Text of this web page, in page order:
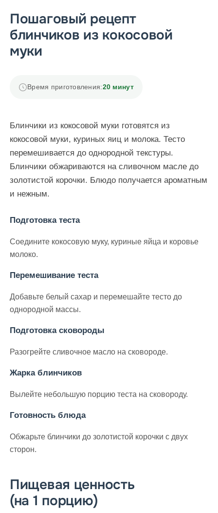
Пошаговый рецепт
блинчиков из кокосовой
муки
Время приготовления:20 минут
Блинчики из кокосовой муки готовятся из
кокосовой муки, куриных яиц и молока. Тесто
перемешивается до однородной текстуры.
Блинчики обжариваются на сливочном масле до
золотистой корочки. Блюдо получается ароматным
и нежным.
Подготовка теста
Соедините кокосовую муку, куриные яйца и коровье
молоко.
Перемешивание теста
Добавьте белый сахар и перемешайте тесто до
однородной массы.
Подготовка сковороды
Разогрейте сливочное масло на сковороде.
Жарка блинчиков
Вылейте небольшую порцию теста на сковороду.
Готовность блюда
Обжарьте блинчики до золотистой корочки с двух
сторон.
Пищевая ценность
(на 1 порцию)